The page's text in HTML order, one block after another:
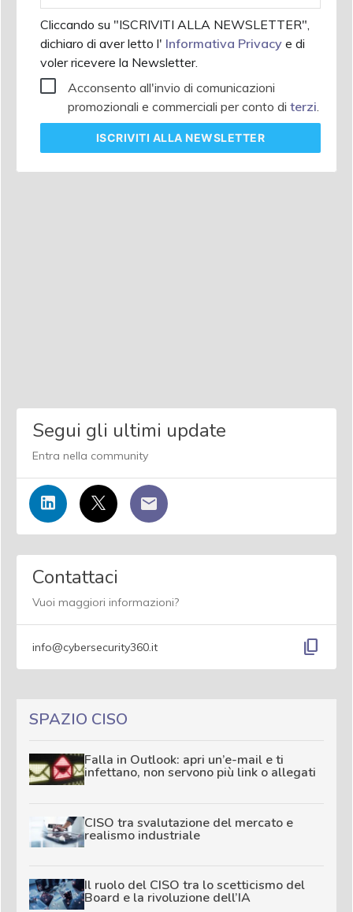
Cliccando su "ISCRIVITI ALLA NEWSLETTER",
dichiaro di aver letto l' Informativa Privacy e di
voler ricevere la Newsletter.
Acconsento all'invio di comunicazioni
promozionali e commerciali per conto di terzi
ISCRIVITI ALLA NEWSLETTER
Segui gli ultimi update
Entra nella community
Contattaci
Vuoi maggiori informazioni?
info@cybersecurity360.it content_copy
SPAZIO CISO
Falla in Outlook: apri un’e-mail e ti
infettano, non servono più link o allegati
CISO tra svalutazione del mercato e
realismo industriale
Il ruolo del CISO tra lo scetticismo del
Board e la rivoluzione dell’IA